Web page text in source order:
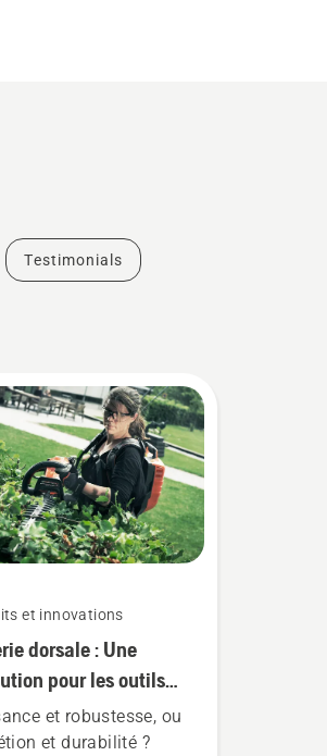
Testimonials
et innovations
dorsale : Une
pour les outils
portatifs sur
et robustesse, ou
et durabilité ?